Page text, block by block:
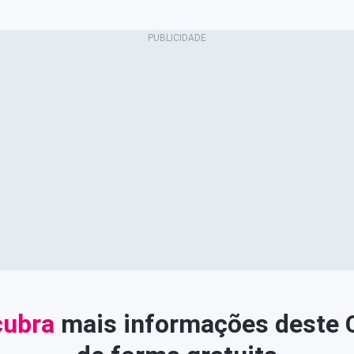
mais informações deste